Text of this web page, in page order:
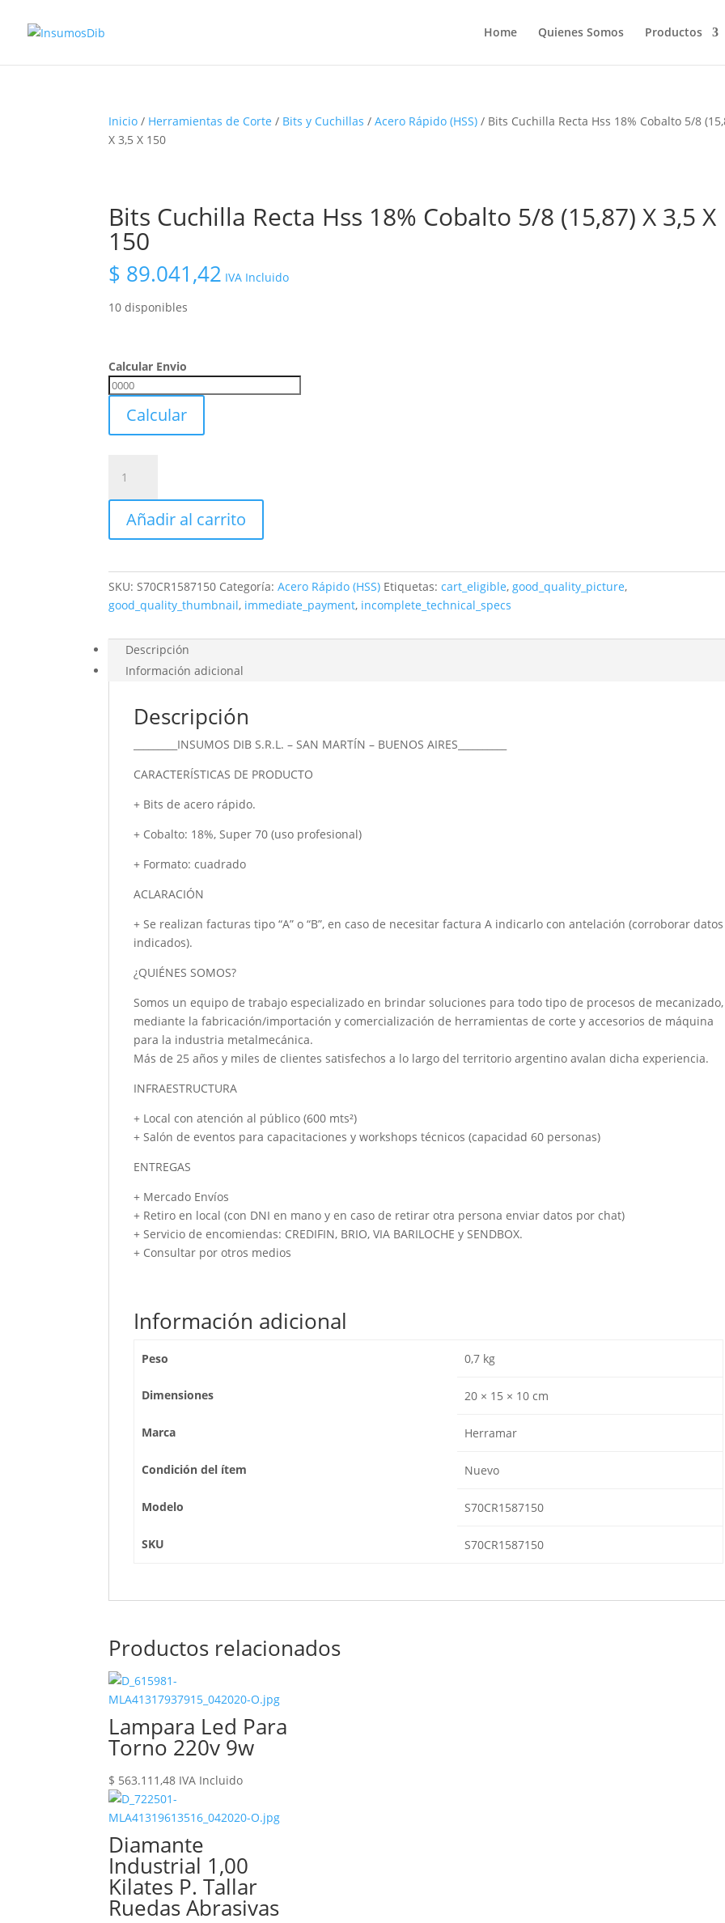
Home Quienes Somos Productos
Inicio / Herramientas de Corte / Bits y Cuchillas /Acero Rápido (HSS) / Bits Cuchilla Recta Hss 18% Cobalto 5/8
X 3,5 X 150
Bits Cuchilla Recta Hss 18% Cobalto 5/8 (15,87) X 3,5 X
150
$ 89.041,42 IVA Incluido
10 disponibles
Calcular Envio
Calcular
Envio
Calcular
Cuchilla
Recta
Hss
18%
5/8
(15,87)
X
150
cantidad
Añadir al carrito
SKU:S70CR1587150 Categoría:Acero Rápido (HSS) Etiquetas:cart_eligible,good_quality_picture,
good_quality_thumbnail, immediate_payment, incomplete_technical_specs
Descripción
Información adicional
Descripción
_________INSUMOS DIB S.R.L. – SAN MARTÍN – BUENOS AIRES__________
CARACTERÍSTICAS DE PRODUCTO
+ Bits de acero rápido.
+ Cobalto: 18%, Super 70 (uso profesional)
+ Formato: cuadrado
ACLARACIÓN
+ Se realizan facturas tipo “A” o “B”, en caso de necesitar factura A indicarlo con antelación (corroborar datos
indicados).
¿QUIÉNES SOMOS?
Somos un equipo de trabajo especializado en brindar soluciones para todo tipo de procesos de mecanizado,
mediante la fabricación/importación y comercialización de herramientas de corte y accesorios de máquina
para la industria metalmecánica.
Más de 25 años y miles de clientes satisfechos a lo largo del territorio argentino avalan dicha experiencia.
INFRAESTRUCTURA
+ Local con atención al público (600 mts²)
+ Salón de eventos para capacitaciones y workshops técnicos (capacidad 60 personas)
ENTREGAS
+ Mercado Envíos
+ Retiro en local (con DNI en mano y en caso de retirar otra persona enviar datos por chat)
+ Servicio de encomiendas: CREDIFIN, BRIO, VIA BARILOCHE y SENDBOX.
+ Consultar por otros medios
Información adicional
Peso 0,7 kg
Dimensiones 20 × 15 × 10 cm
Marca Herramar
Condición del ítem Nuevo
Modelo S70CR1587150
SKU S70CR1587150
Productos relacionados
Lampara Led Para
Torno 220v 9w
$ 563.111,48 IVA Incluido
Diamante
Industrial 1,00
Kilates P. Tallar
Ruedas Abrasivas